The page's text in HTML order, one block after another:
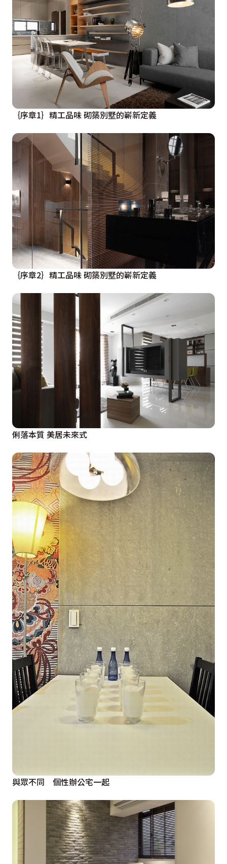
｛序章1｝精工品味 砌築別墅的嶄新定義
｛序章2｝精工品味 砌築別墅的嶄新定義
俐落本質 美居未來式
與眾不同 個性辦公宅一起